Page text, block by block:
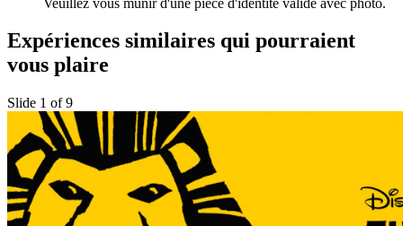
Expériences similaires qui pourraient
vous plaire
Slide 1 of 9